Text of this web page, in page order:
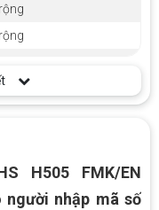
Quốc
H505 FMK/EN
người nhập mã số